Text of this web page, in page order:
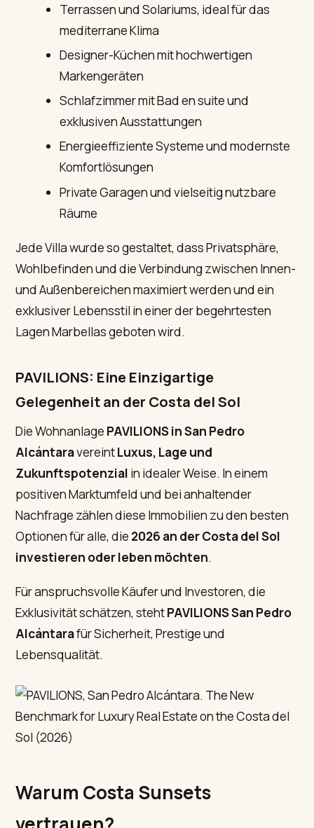
Terrassen und Solariums, ideal für das
mediterrane Klima
Designer-Küchen mit hochwertigen
Markengeräten
Schlafzimmer mit Bad en suite und
exklusiven Ausstattungen
Energieeffiziente Systeme und modernste
Komfortlösungen
Private Garagen und vielseitig nutzbare
Räume
Jede Villa wurde so gestaltet, dass Privatsphäre,
Wohlbefinden und die Verbindung zwischen Innen-
und Außenbereichen maximiert werden und ein
exklusiver Lebensstil in einer der begehrtesten
Lagen Marbellas geboten wird.
PAVILIONS: Eine Einzigartige
Gelegenheit an der Costa del Sol
Die Wohnanlage PAVILIONS in San Pedro
AlcántaravereintLuxus, Lage und
Zukunftspotenzial in idealer Weise. In einem
positiven Marktumfeld und bei anhaltender
Nachfrage zählen diese Immobilien zu den besten
Optionen für alle, die 2026 an der Costa del Sol
investieren oder leben möchten.
Für anspruchsvolle Käufer und Investoren, die
Exklusivität schätzen, stehtPAVILIONS San Pedro
Alcántarafür Sicherheit, Prestige und
Lebensqualität.
Warum Costa Sunsets